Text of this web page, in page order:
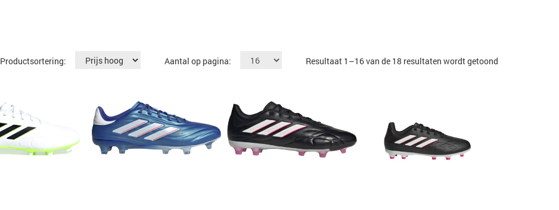
Productsortering: Aantal op pagina: Resultaat 1–16 van de 18 resultaten wordt getoond